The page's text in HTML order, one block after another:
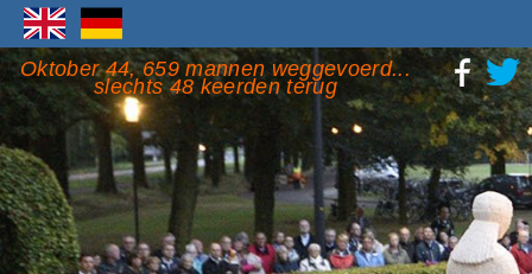
Oktober 44, 659 mannen weggevoerd...
slechts 48 keerden terug